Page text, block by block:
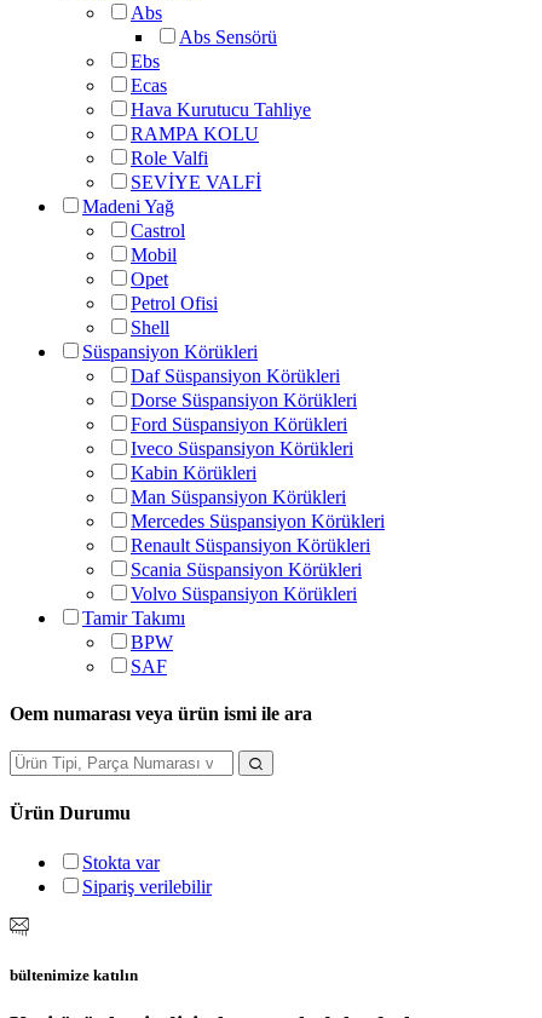
Abs
Abs Sensörü
Ebs
Ecas
Hava Kurutucu Tahliye
RAMPA KOLU
Role Valfi
SEVİYE VALFİ
Madeni Yağ
Castrol
Mobil
Opet
Petrol Ofisi
Shell
Süspansiyon Körükleri
Daf Süspansiyon Körükleri
Dorse Süspansiyon Körükleri
Ford Süspansiyon Körükleri
Iveco Süspansiyon Körükleri
Kabin Körükleri
Man Süspansiyon Körükleri
Mercedes Süspansiyon Körükleri
Renault Süspansiyon Körükleri
Scania Süspansiyon Körükleri
Volvo Süspansiyon Körükleri
Tamir Takımı
BPW
SAF
Oem numarası veya ürün ismi ile ara
Ürün Durumu
Stokta var
Sipariş verilebilir
bültenimize katılın